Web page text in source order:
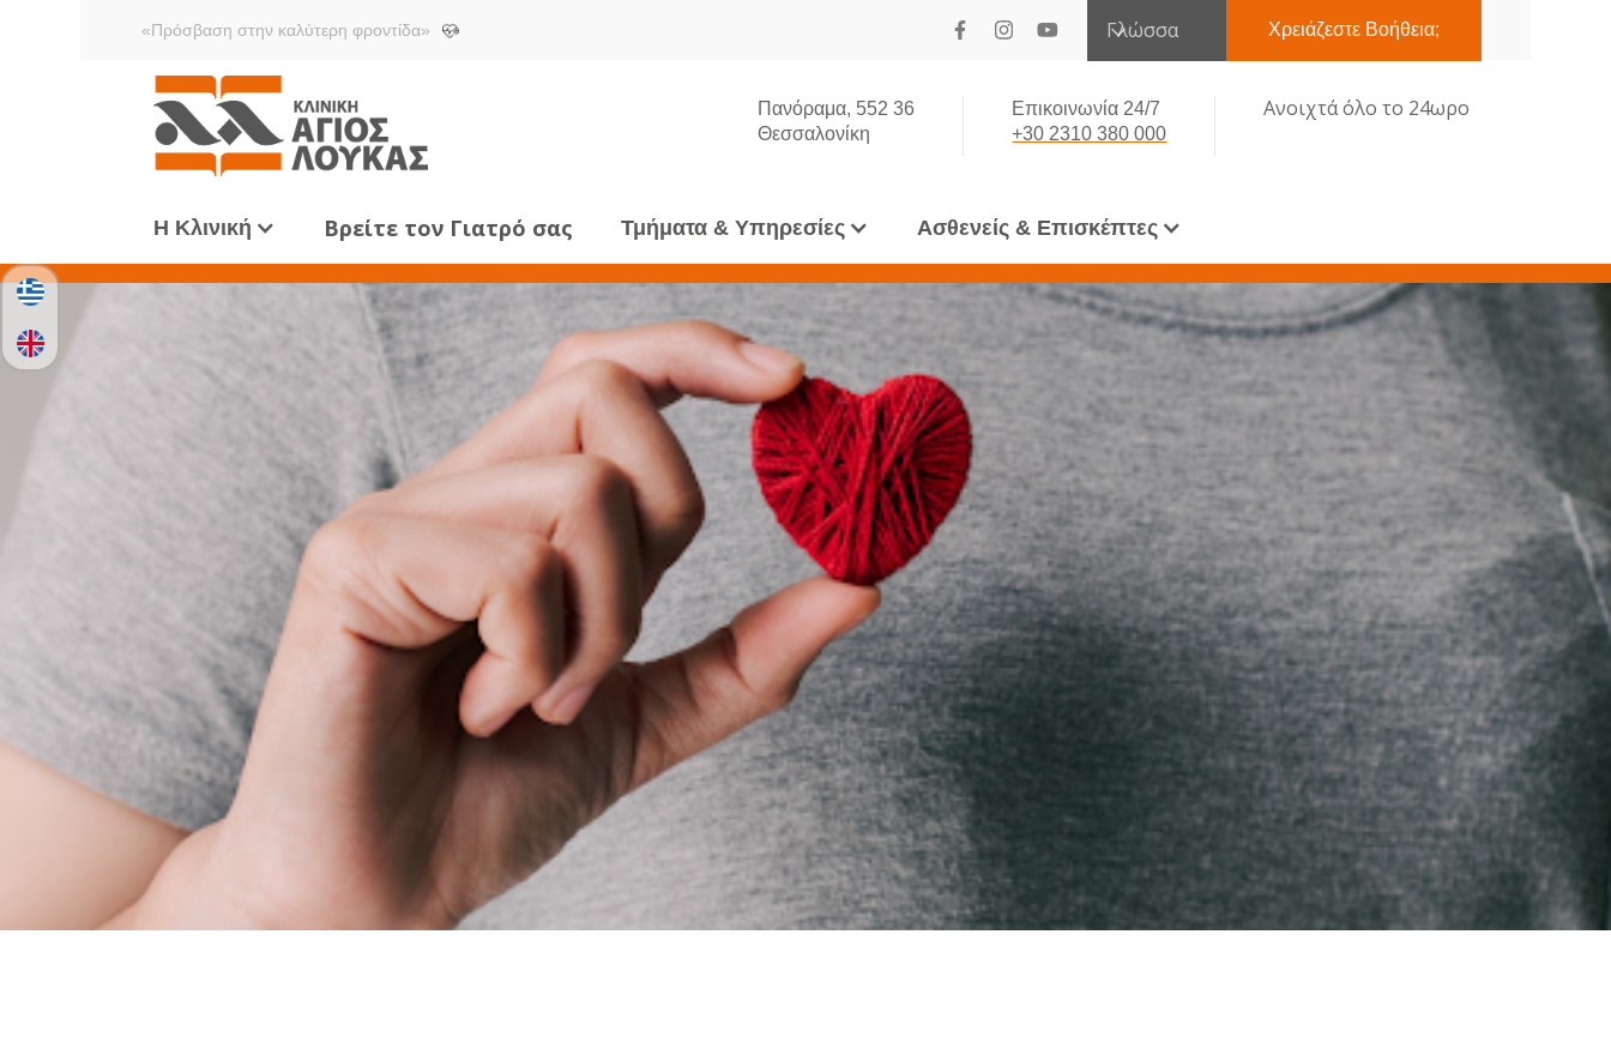
«Πρόσβαση στην καλύτερη φροντίδα» Γλώσσα Χρειάζεστε Βοήθεια;
Πανόραμα, 552 36
Θεσσαλονίκη
Επικοινωνία 24/7
+30 2310 380 000
Ανοιχτά όλο το 24ωρο
Η Κλινική Βρείτε τον Γιατρό σας Τμήματα & Υπηρεσίες Ασθενείς & Επισκέπτες